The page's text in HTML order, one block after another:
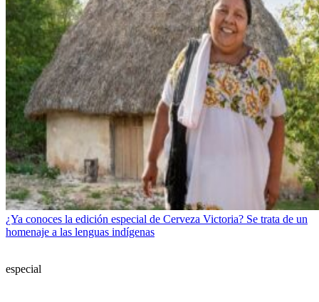
¿Ya conoces la edición especial de Cerveza Victoria? Se trata de un
homenaje a las lenguas indígenas
especial